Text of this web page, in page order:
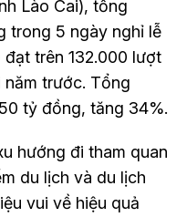
Lào Cai), tổng
trong 5 ngày nghỉ lễ
trên 132.000 lượt
trước. Tổng
tỷ đồng, tăng 34%.
hướng đi tham quan
du lịch và du lịch
vui về hiệu quả